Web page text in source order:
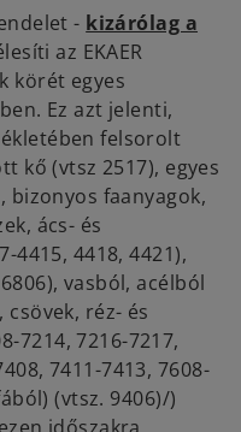
- kizárólag a
az EKAER
körét egyes
Ez azt jelenti,
felsorolt
kő (vtsz 2517), egyes
bizonyos faanyagok,
ács- és
4415, 4418, 4421),
vasból, acélból
réz- és
7214, 7216-7217,
7411-7413, 7608-
(vtsz. 9406)/)